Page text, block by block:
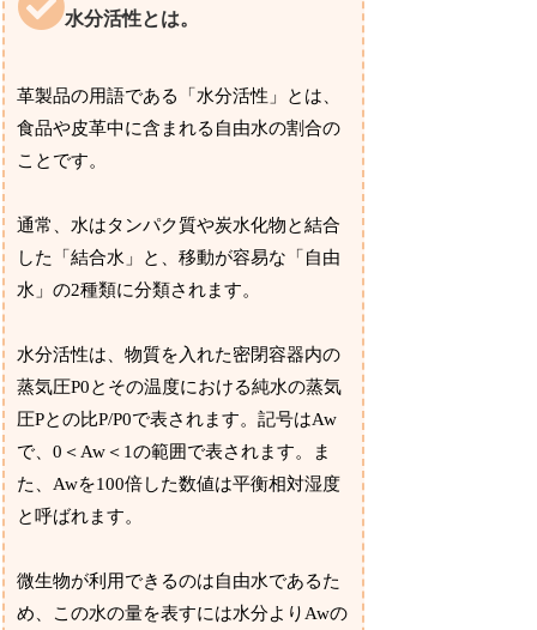
水分活性とは。
革製品の用語である「水分活性」とは、
食品や皮革中に含まれる自由水の割合の
ことです。
通常、水はタンパク質や炭水化物と結合
した「結合水」と、移動が容易な「自由
水」の2種類に分類されます。
水分活性は、物質を入れた密閉容器内の
蒸気圧P0とその温度における純水の蒸気
圧Pとの比P/P0で表されます。記号はAw
で、0＜Aw＜1の範囲で表されます。ま
た、Awを100倍した数値は平衡相対湿度
と呼ばれます。
微生物が利用できるのは自由水であるた
め、この水の量を表すには水分よりAwの